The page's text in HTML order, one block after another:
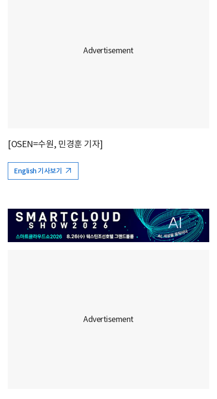
[OSEN=수원, 민경훈 기자]
English 기사보기